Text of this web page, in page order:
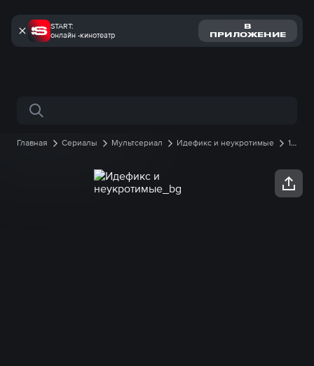
START:
онлайн -кинотеатр
В
ПРИЛОЖЕНИЕ
Поиск по сайту
Главная Сериалы Мультсериал Идефикс и неукротимые
1